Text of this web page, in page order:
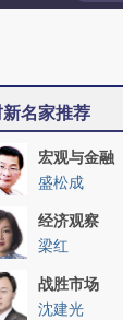
新名家推荐
宏观与金融
盛松成
经济观察
梁红
战胜市场
沈建光